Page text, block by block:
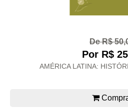
De R$
Por R$
AMÉRICA LATINA: